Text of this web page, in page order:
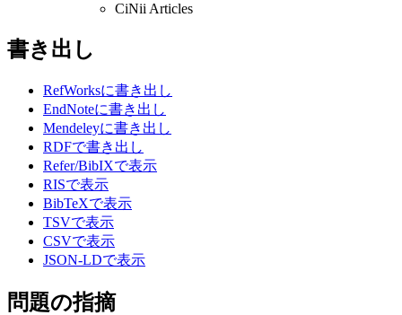
CiNii Articles
書き出し
RefWorksに書き出し
EndNoteに書き出し
Mendeleyに書き出し
RDFで書き出し
Refer/BibIXで表示
RISで表示
BibTeXで表示
TSVで表示
CSVで表示
JSON-LDで表示
問題の指摘